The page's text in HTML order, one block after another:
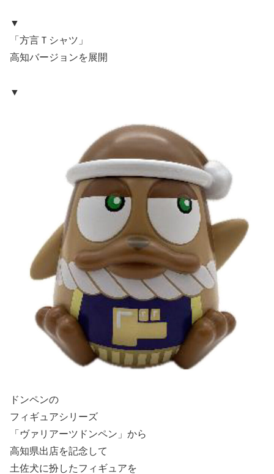
▼
「方言Ｔシャツ」
高知バージョンを展開
▼
ドンペンの
フィギュアシリーズ
「ヴァリアーツドンペン」から
高知県出店を記念して
土佐犬に扮したフィギュアを